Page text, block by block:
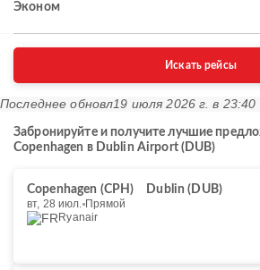
Эконом
Искать рейсы
Последнее обновл19 июля 2026 г. в 23:40
Забронируйте и получите лучшие
Copenhagen в Dublin Airport (DUB)
Copenhagen (CPH)
Dublin (DUB)
вт, 28 июл. Прямой
Ryanair